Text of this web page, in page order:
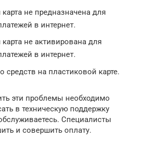
не предназначена для
в интернет.
не активирована для
в интернет.
средств на пластиковой карте.
эти проблемы необходимо
в техническую поддержку
Специалисты
и совершить оплату.